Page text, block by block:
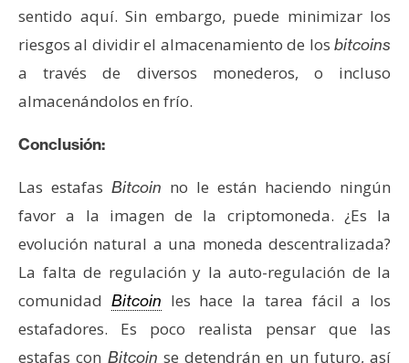
sentido aquí. Sin embargo, puede minimizar los
riesgos al dividir el almacenamiento de los bitcoins
a través de diversos monederos, o incluso
almacenándolos en frío.
Conclusión:
Las estafas Bitcoin no le están haciendo ningún
favor a la imagen de la criptomoneda. ¿Es la
evolución natural a una moneda descentralizada?
La falta de regulación y la auto-regulación de la
comunidad Bitcoin les hace la tarea fácil a los
estafadores. Es poco realista pensar que las
estafas con Bitcoin se detendrán en un futuro, así